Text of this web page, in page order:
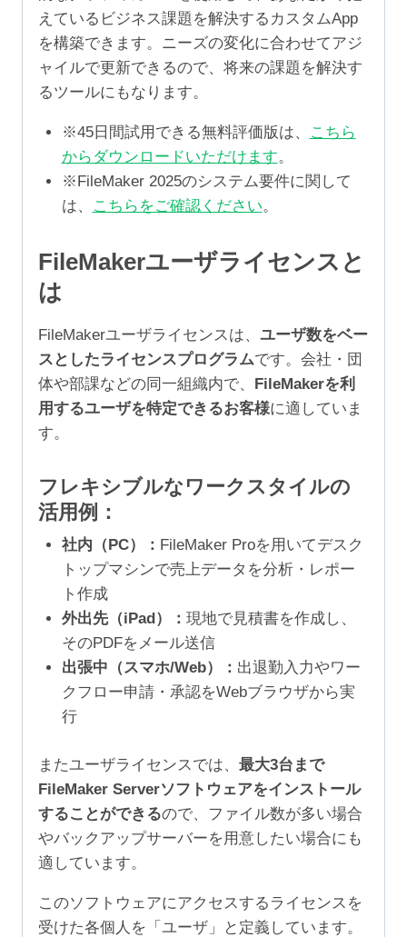
えているビジネス課題を解決するカスタムApp
を構築できます。ニーズの変化に合わせてアジ
ャイルで更新できるので、将来の課題を解決す
るツールにもなります。
※45日間試用できる無料評価版は、
こちら
からダウンロードいただけます。
※FileMaker 2025のシステム要件に関して
は、
こちらをご確認ください。
FileMakerユーザライセンスと
は
FileMakerユーザライセンスは、 ユーザ数をベー
スとしたライセンスプログラムです。会社・団
体や部課などの同一組織内で、
FileMakerを利
用するユーザを特定できるお客様に適していま
す。
フレキシブルなワークスタイルの
活用例：
社内（PC）： FileMaker Proを用いてデスク
トップマシンで売上データを分析・レポー
ト作成
外出先（iPad）： 現地で見積書を作成し、
そのPDFをメール送信
出張中（スマホ/Web）： 出退勤入力やワー
クフロー申請・承認をWebブラウザから実
行
またユーザライセンスでは、 最大3台まで
FileMaker Serverソフトウェアをインストール
することができるので、ファイル数が多い場合
やバックアップサーバーを用意したい場合にも
適しています。
このソフトウェアにアクセスするライセンスを
受けた各個人を「ユーザ」と定義しています。